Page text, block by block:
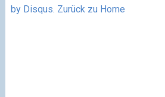
by Disqus. Zurück zu Home